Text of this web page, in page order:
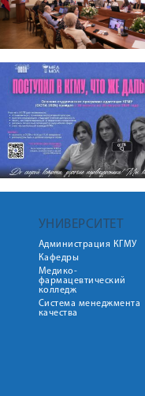
УНИВЕРСИТЕТ
Администрация КГМУ
Кафедры
Медико-
фармацевтический
колледж
Система менеджмента
качества